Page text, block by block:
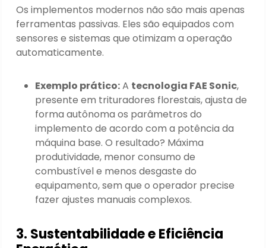
Os implementos modernos não são mais apenas
ferramentas passivas. Eles são equipados com
sensores e sistemas que otimizam a operação
automaticamente.
Exemplo prático:A tecnologia FAE Sonic,
presente em trituradores florestais, ajusta de
forma autônoma os parâmetros do
implemento de acordo com a potência da
máquina base. O resultado? Máxima
produtividade, menor consumo de
combustível e menos desgaste do
equipamento, sem que o operador precise
fazer ajustes manuais complexos.
3. Sustentabilidade e Eficiência